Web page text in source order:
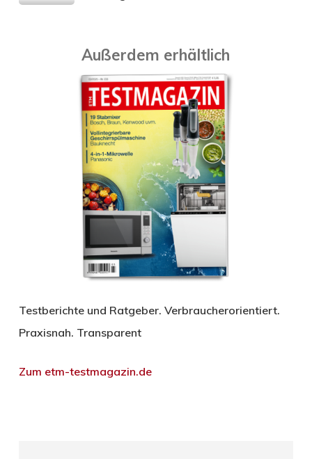
Außerdem erhältlich
Testberichte und Ratgeber. Verbraucherorientiert.
Praxisnah. Transparent
Zum etm-testmagazin.de